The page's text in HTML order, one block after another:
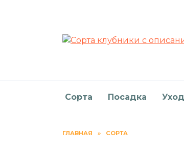
Сорта Посадка
ГЛАВНАЯ » СОРТА